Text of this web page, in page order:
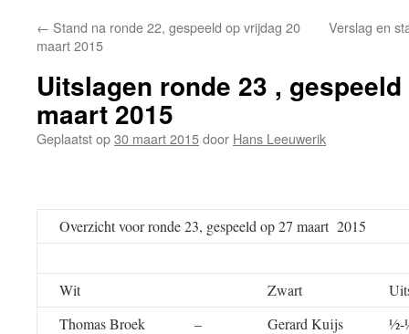
← Stand na ronde 22, gespeeld op vrijdag 20
maart 2015
Verslag en
Uitslagen ronde 23 ,
maart 2015
Geplaatst op30 maart 2015door Hans Leeuwerik
Overzicht voor ronde 23, gespeeld op 27 maart 2015
Wit Zwart
Thomas Broek
–
Gerard Kuijs
½-